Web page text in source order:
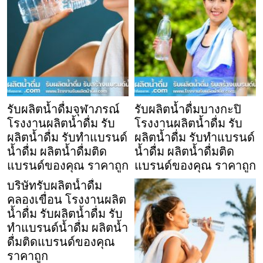
รับผลิตน้ำดื่มจุฬาภรณ์
โรงงานผลิตน้ำดื่ม รับ
ผลิตน้ำดื่ม รับทำแบรนด์
น้ำดื่ม ผลิตน้ำดื่มติด
แบรนด์ของคุณ ราคาถูก
รับผลิตน้ำดื่มบางกะปิ
โรงงานผลิตน้ำดื่ม รับ
ผลิตน้ำดื่ม รับทำแบรนด์
น้ำดื่ม ผลิตน้ำดื่มติด
แบรนด์ของคุณ ราคาถูก
บริษัทรับผลิตน้ำดื่ม
คลองเขื่อน โรงงานผลิต
น้ำดื่ม รับผลิตน้ำดื่ม รับ
ทำแบรนด์น้ำดื่ม ผลิตน้ำ
ดื่มติดแบรนด์ของคุณ
ราคาถูก